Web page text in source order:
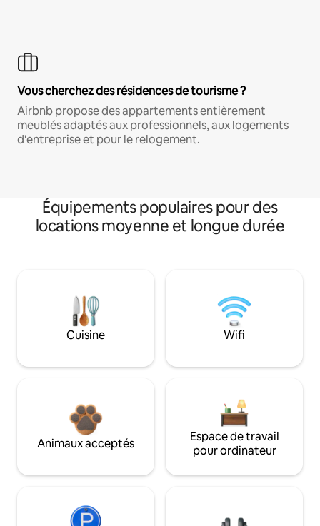
Vous cherchez des résidences de tourisme ?
Airbnb propose des appartements entièrement
meublés adaptés aux professionnels, aux logements
d'entreprise et pour le relogement.
Équipements populaires pour des
locations moyenne et longue durée
Cuisine Wifi
Animaux acceptés
Espace de travail
pour ordinateur